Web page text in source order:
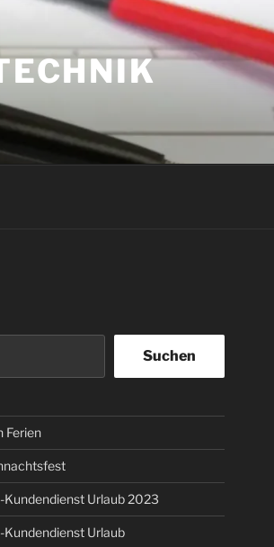
Suchen
Ferien
Kundendienst Urlaub 2023
Kundendienst Urlaub